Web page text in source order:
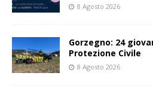
8 Agosto 2026
Gorzegno: 24
Protezione Civile
8 Agosto 2026